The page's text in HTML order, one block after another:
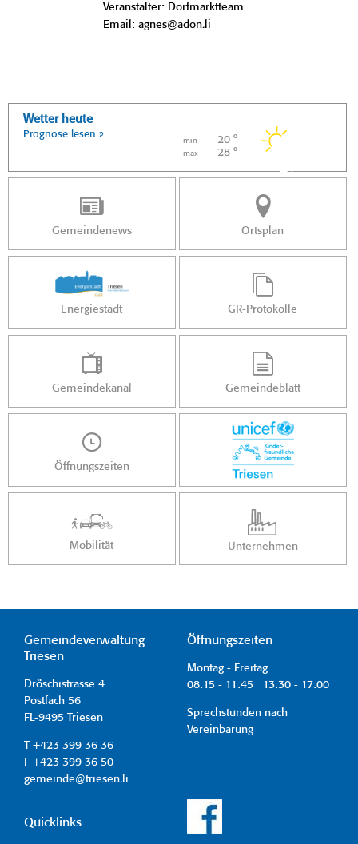
Veranstalter: Dorfmarktteam
Email: agnes@adon.li
Wetter heute
Prognose lesen »
min 20 °
max 28 °
Gemeindenews Ortsplan
Energiestadt GR-Protokolle
Gemeindekanal Gemeindeblatt
Öffnungszeiten
Mobilität Unternehmen
Gemeindeverwaltung
Triesen
Dröschistrasse 4
Postfach 56
FL-9495 Triesen
T +423 399 36 36
F +423 399 36 50
gemeinde@triesen.li
Öffnungszeiten
Montag - Freitag
08:15 - 11:45 13:30 - 17:00
Sprechstunden nach
Vereinbarung
Quicklinks